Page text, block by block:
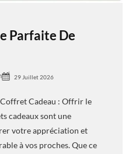
Parfaite De
29 Juillet 2026
Cadeau : Offrir le
cadeaux sont une
votre appréciation et
à vos proches. Que ce